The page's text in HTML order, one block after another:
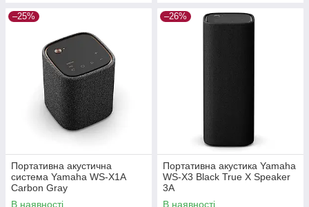
–25%
Портативна акустична
система Yamaha WS-X1A
Carbon Gray
В наявності
–26%
Портативна акустика Yamaha
WS-X3 Black True X Speaker
3A
В наявності